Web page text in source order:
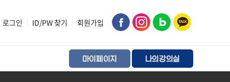
로그인 ID/PW 찾기 회원가입